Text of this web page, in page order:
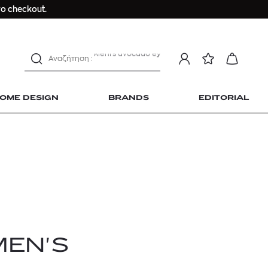
checkout.
DESIGN BRANDS EDITORIAL
kiehl's avocado eye